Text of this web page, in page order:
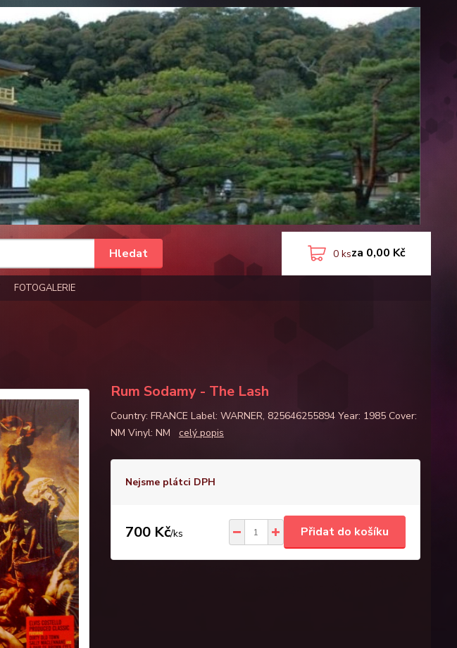
FOTOGALERIE
Hledat 0 ksza 0,00 Kč
Rum Sodamy - The Lash
Country: FRANCE Label: WARNER, 825646255894 Year: 1985 Cover:
NM Vinyl: NM celý popis
Nejsme plátci DPH
700 Kč/ks Přidat do košíku